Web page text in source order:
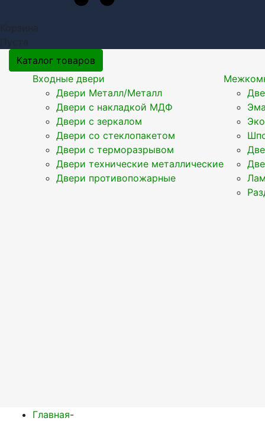
Корзина
Пуста
Каталог товаров
Входные двери
Двери Металл/Металл
Двери с накладкой МДФ
Двери с зеркалом
Двери со стеклопакетом
Двери с терморазрывом
Двери технические металлические
Двери противопожарные
Главная-